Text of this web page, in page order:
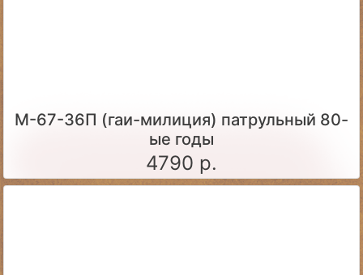
М-67-36П (гаи-милиция) патрульный 80-
ые годы
4790 р.